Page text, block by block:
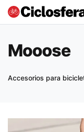
Mooose
Accesorios para